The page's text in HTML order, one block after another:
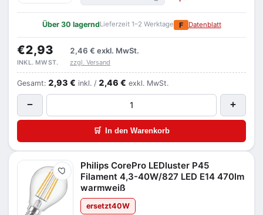
Über 30 lagerndLieferzeit 1–2 Werktage F Datenblatt
€2,93 2,46 € exkl. MwSt.
INKL. MWST. zzgl. Versand
Gesamt: 2,93 € inkl. / 2,46 € exkl. MwSt.
− +
🛒 In den Warenkorb
Merken
Philips CorePro LEDluster P45
Filament 4,3-40W/827 LED E14 470lm
warmweiß
ersetzt40W